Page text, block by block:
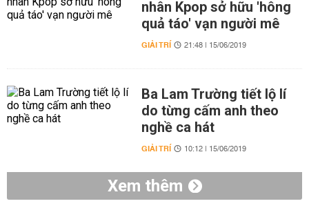
nhân Kpop sở hữu 'hông
quả táo' vạn người mê
GIẢI TRÍ 21:48 | 15/06/2019
Ba Lam Trường tiết lộ lí
do từng cấm anh theo
nghề ca hát
GIẢI TRÍ 10:12 | 15/06/2019
Xem thêm